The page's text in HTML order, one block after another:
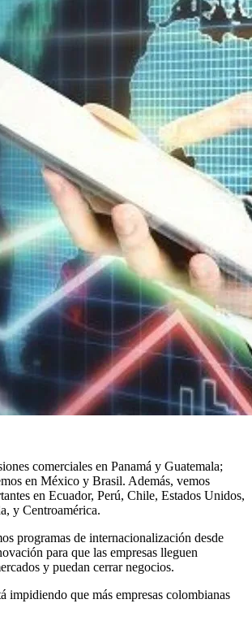
comerciales en Panamá y Guatemala;
en México y Brasil. Además, vemos
en Ecuador, Perú, Chile, Estados Unidos,
y Centroamérica.
programas de internacionalización desde
para que las empresas lleguen
y puedan cerrar negocios.
impidiendo que más empresas colombianas